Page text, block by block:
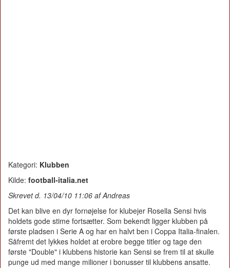
Kategori: Klubben
Kilde: football-italia.net
Skrevet d. 13/04/10 11:06 af Andreas
Det kan blive en dyr fornøjelse for klubejer Rosella Sensi hvis
holdets gode stime fortsætter. Som bekendt ligger klubben på
første pladsen i Serie A og har en halvt ben i Coppa Italia-finalen.
Såfremt det lykkes holdet at erobre begge titler og tage den
første "Double" i klubbens historie kan Sensi se frem til at skulle
punge ud med mange milioner i bonusser til klubbens ansatte.